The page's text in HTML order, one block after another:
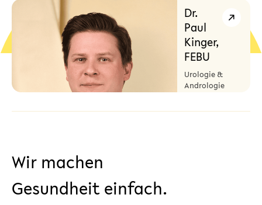
Dr.
Paul
Kinger,
FEBU
Urologie &
Andrologie
Wir machen
Gesundheit einfach.